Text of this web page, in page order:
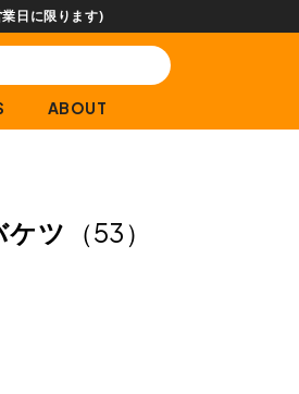
料サービス
ABOUT
ケツ （53）